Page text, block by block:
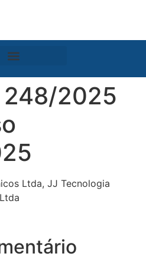
248/2025
Ltda, JJ Tecnologia